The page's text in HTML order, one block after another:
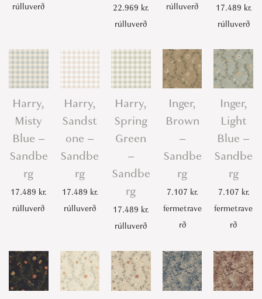
rúlluverð
22.969 kr.
rúlluverð
rúlluverð
17.489 kr.
rúlluverð
Harry,
Misty
Blue –
Sandbe
rg
17.489 kr.
rúlluverð
Harry,
Sandst
one –
Sandbe
rg
17.489 kr.
rúlluverð
Harry,
Spring
Green
–
Sandbe
rg
17.489 kr.
rúlluverð
Inger,
Brown
–
Sandbe
rg
7.107 kr.
fermetrave
rð
Inger,
Light
Blue –
Sandbe
rg
7.107 kr.
fermetrave
rð